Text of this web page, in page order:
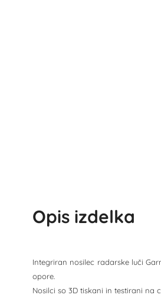
Opis izdelka
Integriran nosilec radarske luči
opore.
Nosilci so 3D tiskani in testirani na